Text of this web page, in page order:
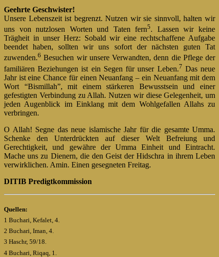
Geehrte Geschwister!
Unsere Lebenszeit ist begrenzt. Nutzen wir sie sinnvoll, halten wir
uns von nutzlosen Worten und Taten fern5. Lassen wir keine
Trägheit in unser Herz: Sobald wir eine rechtschaffene Aufgabe
beendet haben, sollten wir uns sofort der nächsten guten Tat
zuwenden.6 Besuchen wir unsere Verwandten, denn die Pflege der
familiären Beziehungen ist ein Segen für unser Leben.7 Das neue
Jahr ist eine Chance für einen Neuanfang – ein Neuanfang mit dem
Wort “Bismillah”, mit einem stärkeren Bewusstsein und einer
gefestigten Verbindung zu Allah. Nutzen wir diese Gelegenheit, um
jeden Augenblick im Einklang mit dem Wohlgefallen Allahs zu
verbringen.
O Allah! Segne das neue islamische Jahr für die gesamte Umma.
Schenke den Unterdrückten auf dieser Welt Befreiung und
Gerechtigkeit, und gewähre der Umma Einheit und Eintracht.
Mache uns zu Dienern, die den Geist der Hidschra in ihrem Leben
verwirklichen. Amin. Einen gesegneten Freitag.
DITIB Predigtkommission
Quellen:
1 Buchari, Kefalet, 4.
2 Buchari, Iman, 4.
3 Haschr, 59/18.
4 Buchari, Riqaq, 1.